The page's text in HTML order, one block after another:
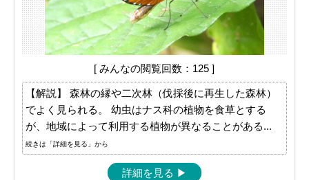
[ みんなの閲覧回数：125 ]
【解説】 森林の縁や二次林（伐採後に再生した森林）
でよく見られる。 幼虫はナス科の植物を食草とする
が、地域によって利用する植物が異なることがある...
続きは「詳細を見る」から
詳細を見る ▶